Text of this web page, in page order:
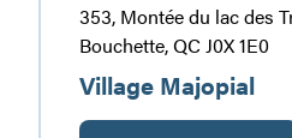
353, Montée du lac des
Bouchette, QC J0X 1E0
Village Majopial